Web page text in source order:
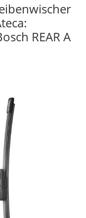
REAR A